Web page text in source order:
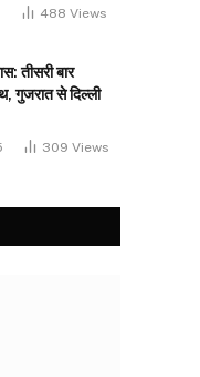
488 Views
तीसरी बार
गुजरात से दिल्ली
309 Views